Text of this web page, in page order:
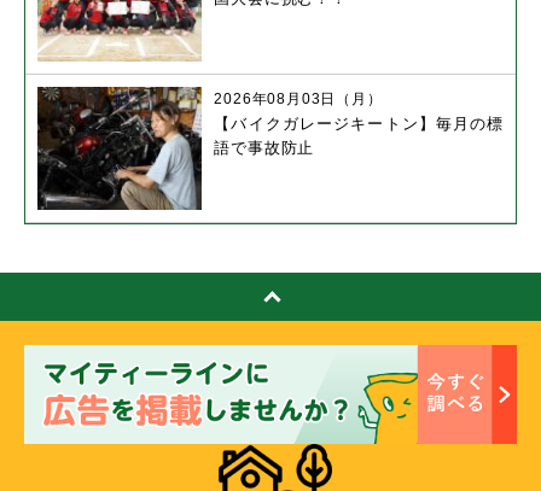
【バイクガレージキートン】毎月の標
語で事故防止
2026年08月03日（月）